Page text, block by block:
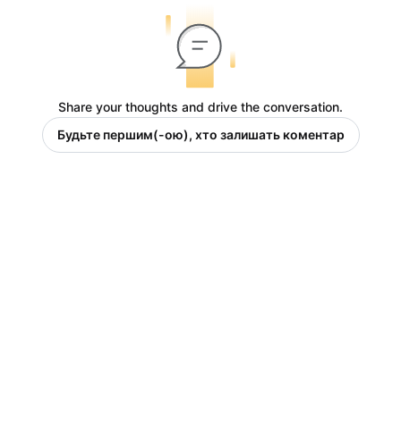
Share your thoughts and drive the conversation.
Будьте першим(-ою), хто залишать коментар